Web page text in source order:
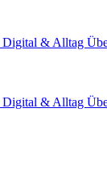
Digital & Alltag
Digital & Alltag